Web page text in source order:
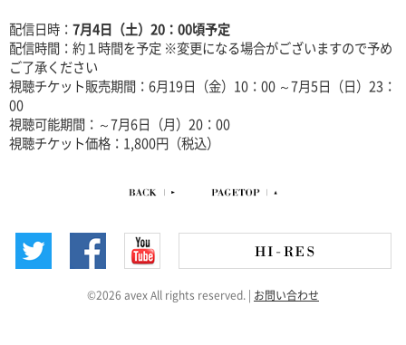
配信日時： 7月4日（土）20：00頃予定
配信時間：約１時間を予定 ※変更になる場合がございますので予め
ご了承ください
視聴チケット販売期間：6月19日（金）10：00 ～7月5日（日）23：
00
視聴可能期間：～7月6日（月）20：00
視聴チケット価格：1,800円（税込）
©2026 avex All rights reserved. お問い合わせ